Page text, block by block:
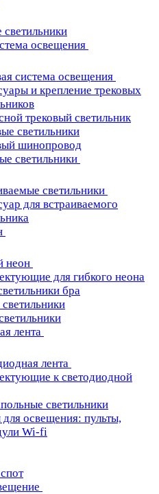
освещения
система освещения
и крепление трековых
трековый светильник
светильники
шинопровод
светильники
светильники
для встраиваемого
неон
для гибкого неона
бра
лента
лента
к светодиодной
светильники
освещения: пульты,
Wi-fi